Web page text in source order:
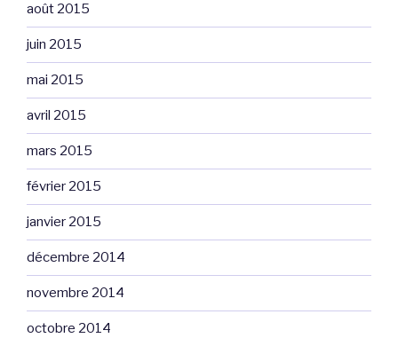
août 2015
juin 2015
mai 2015
avril 2015
mars 2015
février 2015
janvier 2015
décembre 2014
novembre 2014
octobre 2014